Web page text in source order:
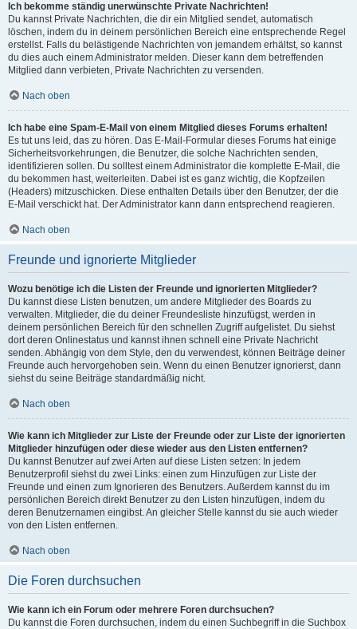
Ich bekomme ständig unerwünschte Private Nachrichten!
Du kannst Private Nachrichten, die dir ein Mitglied sendet, automatisch
löschen, indem du in deinem persönlichen Bereich eine entsprechende Regel
erstellst. Falls du belästigende Nachrichten von jemandem erhältst, so kannst
du dies auch einem Administrator melden. Dieser kann dem betreffenden
Mitglied dann verbieten, Private Nachrichten zu versenden.
Nach oben
Ich habe eine Spam-E-Mail von einem Mitglied dieses Forums erhalten!
Es tut uns leid, das zu hören. Das E-Mail-Formular dieses Forums hat einige
Sicherheitsvorkehrungen, die Benutzer, die solche Nachrichten senden,
identifizieren sollen. Du solltest einem Administrator die komplette E-Mail, die
du bekommen hast, weiterleiten. Dabei ist es ganz wichtig, die Kopfzeilen
(Headers) mitzuschicken. Diese enthalten Details über den Benutzer, der die
E-Mail verschickt hat. Der Administrator kann dann entsprechend reagieren.
Nach oben
Freunde und ignorierte Mitglieder
Wozu benötige ich die Listen der Freunde und ignorierten Mitglieder?
Du kannst diese Listen benutzen, um andere Mitglieder des Boards zu
verwalten. Mitglieder, die du deiner Freundesliste hinzufügst, werden in
deinem persönlichen Bereich für den schnellen Zugriff aufgelistet. Du siehst
dort deren Onlinestatus und kannst ihnen schnell eine Private Nachricht
senden. Abhängig von dem Style, den du verwendest, können Beiträge deiner
Freunde auch hervorgehoben sein. Wenn du einen Benutzer ignorierst, dann
siehst du seine Beiträge standardmäßig nicht.
Nach oben
Wie kann ich Mitglieder zur Liste der Freunde oder zur Liste der ignorierten
Mitglieder hinzufügen oder diese wieder aus den Listen entfernen?
Du kannst Benutzer auf zwei Arten auf diese Listen setzen: In jedem
Benutzerprofil siehst du zwei Links: einen zum Hinzufügen zur Liste der
Freunde und einen zum Ignorieren des Benutzers. Außerdem kannst du im
persönlichen Bereich direkt Benutzer zu den Listen hinzufügen, indem du
deren Benutzernamen eingibst. An gleicher Stelle kannst du sie auch wieder
von den Listen entfernen.
Nach oben
Die Foren durchsuchen
Wie kann ich ein Forum oder mehrere Foren durchsuchen?
Du kannst die Foren durchsuchen, indem du einen Suchbegriff in die Suchbox